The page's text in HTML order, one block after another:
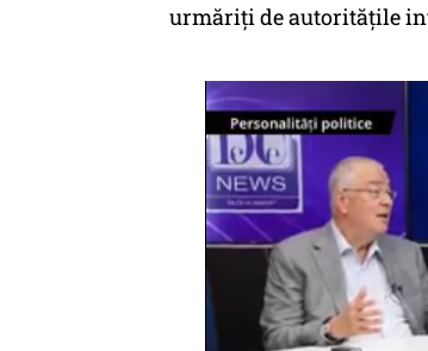
urmăriți de autoritățile